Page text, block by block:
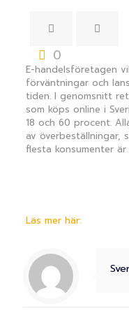
0
E-handelsföretagen
förväntningar och
tiden. I genomsnitt
som köps online i
18 och 60 procent.
av överbeställningar,
flesta konsumenter är
Läs mer här: